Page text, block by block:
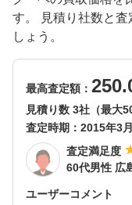
す。 見積り社数と査
しょう。
最高査定額：
見積り数 3社（最大
査定時期： 2015年3月
査定満足度
60代男性 広
ユーザーコメント